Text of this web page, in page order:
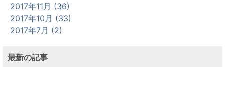
2017年11月 (36)
2017年10月 (33)
2017年7月 (2)
最新の記事